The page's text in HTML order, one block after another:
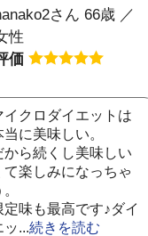
さん 66歳 ／
性
価
イクロダイエットは
当に美味しい。
から続くし美味しい
て楽しみになっちゃ
定味も最高です♪ダイ
ッ...続きを読む